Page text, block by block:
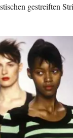
gestreiften